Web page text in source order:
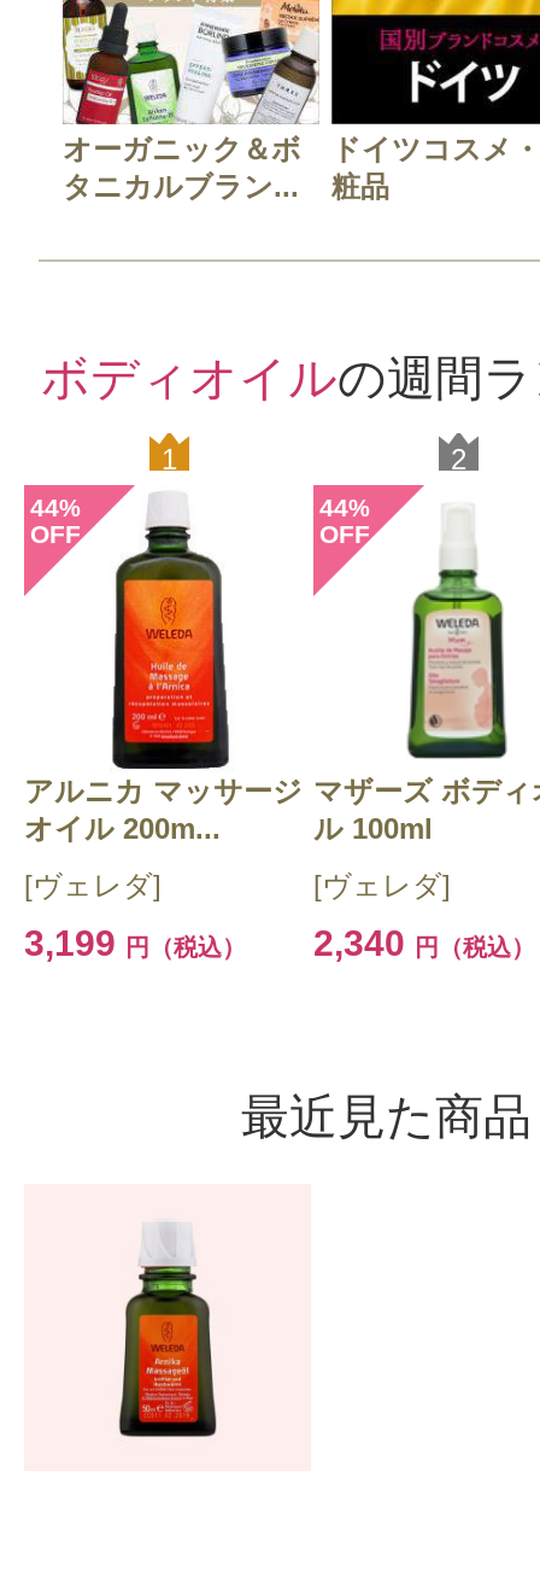
オーガニック＆ボ
タニカルブラン...
ドイツコスメ
粧品
ボディオイルの週間
1
44%
OFF
アルニカ マッサージ
オイル 200m...
[ヴェレダ]
3,199 円（税込）
2
44%
OFF
マザーズ ボディ
ル 100ml
[ヴェレダ]
2,340 円（税込）
最近見た商品